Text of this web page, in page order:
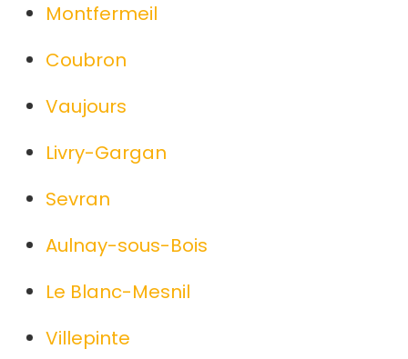
Montfermeil
Coubron
Vaujours
Livry-Gargan
Sevran
Aulnay-sous-Bois
Le Blanc-Mesnil
Villepinte